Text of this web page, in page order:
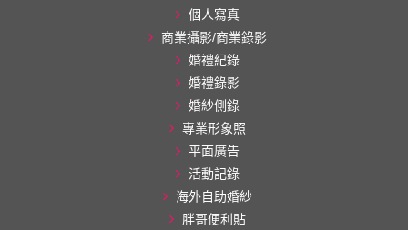
個人寫真
商業攝影/商業錄影
婚禮紀錄
婚禮錄影
婚紗側錄
專業形象照
平面廣告
活動記錄
海外自助婚紗
胖哥便利貼